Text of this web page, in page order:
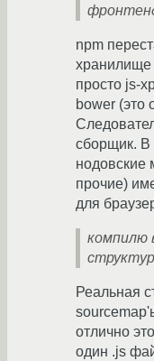
npm
хранилище
просто js-
bower (это
сборщик. В
нодовские
прочие)
для
компилю
Реальная
отлично
один .js